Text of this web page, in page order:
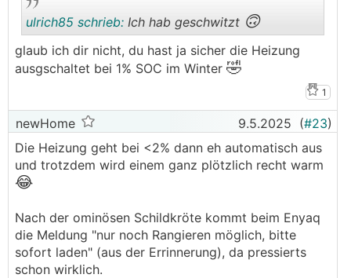
ulrich85 schrieb: Ich hab geschwitzt 🙃
glaub ich dir nicht, du hast ja sicher die Heizung
ausgschaltet bei 1% SOC im Winter 🤣
1
newHome 9.5.2025 (#23)
Die Heizung geht bei <2% dann eh automatisch aus
und trotzdem wird einem ganz plötzlich recht warm
😂
Nach der ominösen Schildkröte kommt beim Enyaq
die Meldung "nur noch Rangieren möglich, bitte
sofort laden" (aus der Errinnerung), da pressierts
schon wirklich.